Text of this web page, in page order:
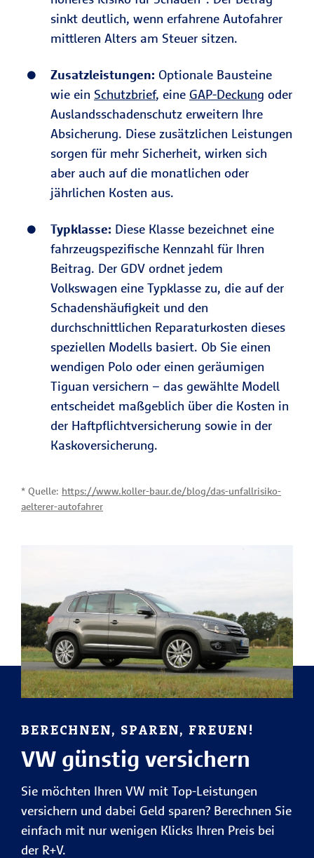
sinkt deutlich, wenn erfahrene Autofahrer
mittleren Alters am Steuer sitzen.
Zusatzleistungen: Optionale Bausteine
wie ein Schutzbrief, eine GAP-Deckung oder
Auslandsschadenschutz erweitern Ihre
Absicherung. Diese zusätzlichen Leistungen
sorgen für mehr Sicherheit, wirken sich
aber auch auf die monatlichen oder
jährlichen Kosten aus.
Typklasse: Diese Klasse bezeichnet eine
fahrzeugspezifische Kennzahl für Ihren
Beitrag. Der GDV ordnet jedem
Volkswagen eine Typklasse zu, die auf der
Schadenshäufigkeit und den
durchschnittlichen Reparaturkosten dieses
speziellen Modells basiert. Ob Sie einen
wendigen Polo oder einen geräumigen
Tiguan versichern – das gewählte Modell
entscheidet maßgeblich über die Kosten in
der Haftpflichtversicherung sowie in der
Kaskoversicherung.
* Quelle: https://www.koller-baur.de/blog/das-unfallrisiko-
aelterer-autofahrer
BERECHNEN, SPAREN, FREUEN!
VW günstig versichern
Sie möchten Ihren VW mit Top-Leistungen
versichern und dabei Geld sparen? Berechnen Sie
einfach mit nur wenigen Klicks Ihren Preis bei
der R+V.